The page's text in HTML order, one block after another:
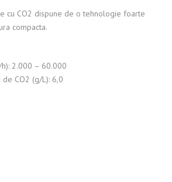
cu CO2 dispune de o tehnologie foarte
compacta.
2.000 – 60.000
CO2 (g/L): 6,0